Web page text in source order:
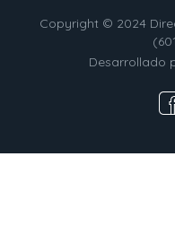
Copyright © 2024
Desarrollado